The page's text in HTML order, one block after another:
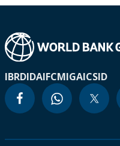
IBRDIDAIFCMIGAICSID